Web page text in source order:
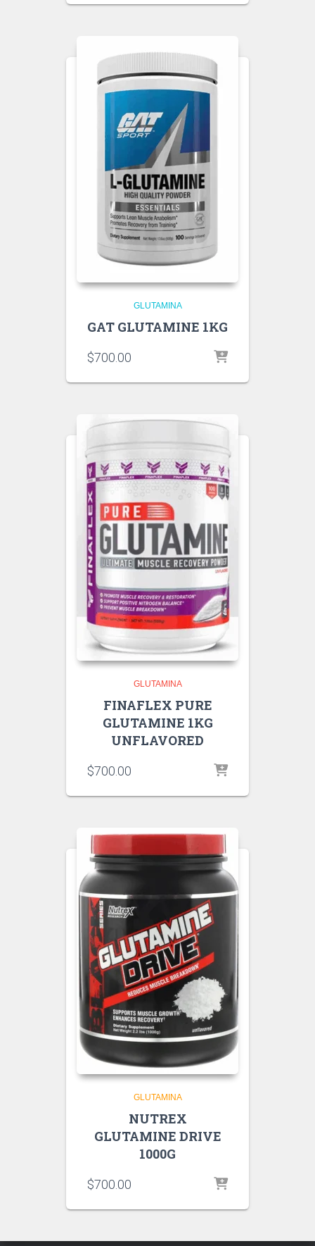
GLUTAMINA
GAT GLUTAMINE 1KG
$700.00
GLUTAMINA
FINAFLEX PURE
GLUTAMINE 1KG
UNFLAVORED
$700.00
GLUTAMINA
NUTREX
GLUTAMINE DRIVE
1000G
$700.00